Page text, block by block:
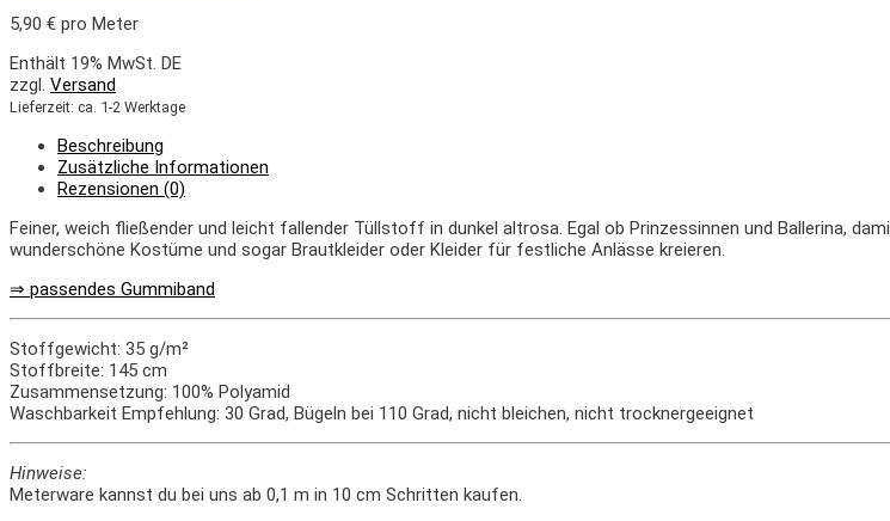
5,90 € pro Meter
Enthält 19% MwSt. DE
zzgl. Versand
Lieferzeit: ca. 1-2 Werktage
Beschreibung
Zusätzliche Informationen
Rezensionen (0)
Feiner, weich fließender und leicht fallender Tüllstoff in dunkel altrosa. Egal ob Prinzessinnen und Ballerina,
wunderschöne Kostüme und sogar Brautkleider oder Kleider für festliche Anlässe kreieren.
⇒ passendes Gummiband
Stoffgewicht: 35 g/m²
Stoffbreite: 145 cm
Zusammensetzung: 100% Polyamid
Waschbarkeit Empfehlung: 30 Grad, Bügeln bei 110 Grad, nicht bleichen, nicht trocknergeeignet
Hinweise:
Meterware kannst du bei uns ab 0,1 m in 10 cm Schritten kaufen.